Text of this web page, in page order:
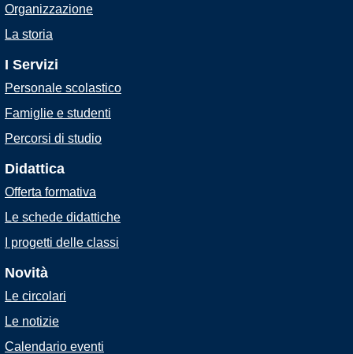
Organizzazione
La storia
I Servizi
Personale scolastico
Famiglie e studenti
Percorsi di studio
Didattica
Offerta formativa
Le schede didattiche
I progetti delle classi
Novità
Le circolari
Le notizie
Calendario eventi